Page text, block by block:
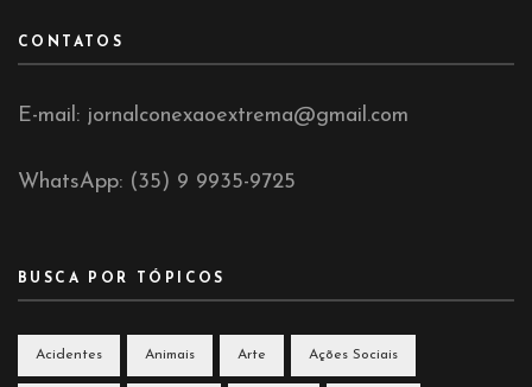
CONTATOS
E-mail: jornalconexaoextrema@gmail.com
WhatsApp: (35) 9 9935-9725
BUSCA POR TÓPICOS
Acidentes Animais Arte Ações Sociais